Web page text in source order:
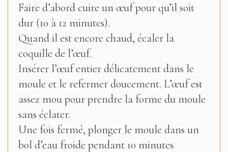
Faire d’abord cuire un œuf pour qu’il soit
dur (10 à 12 minutes).
Quand il est encore chaud, écaler la
coquille de l’œuf.
Insérer l’œuf entier délicatement dans le
moule et le refermer doucement. L’œuf est
assez mou pour prendre la forme du moule
sans éclater.
Une fois fermé, plonger le moule dans un
bol d’eau froide pendant 10 minutes